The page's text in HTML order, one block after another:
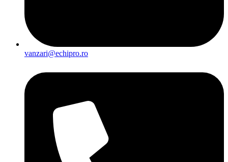
vanzari@echipro.ro